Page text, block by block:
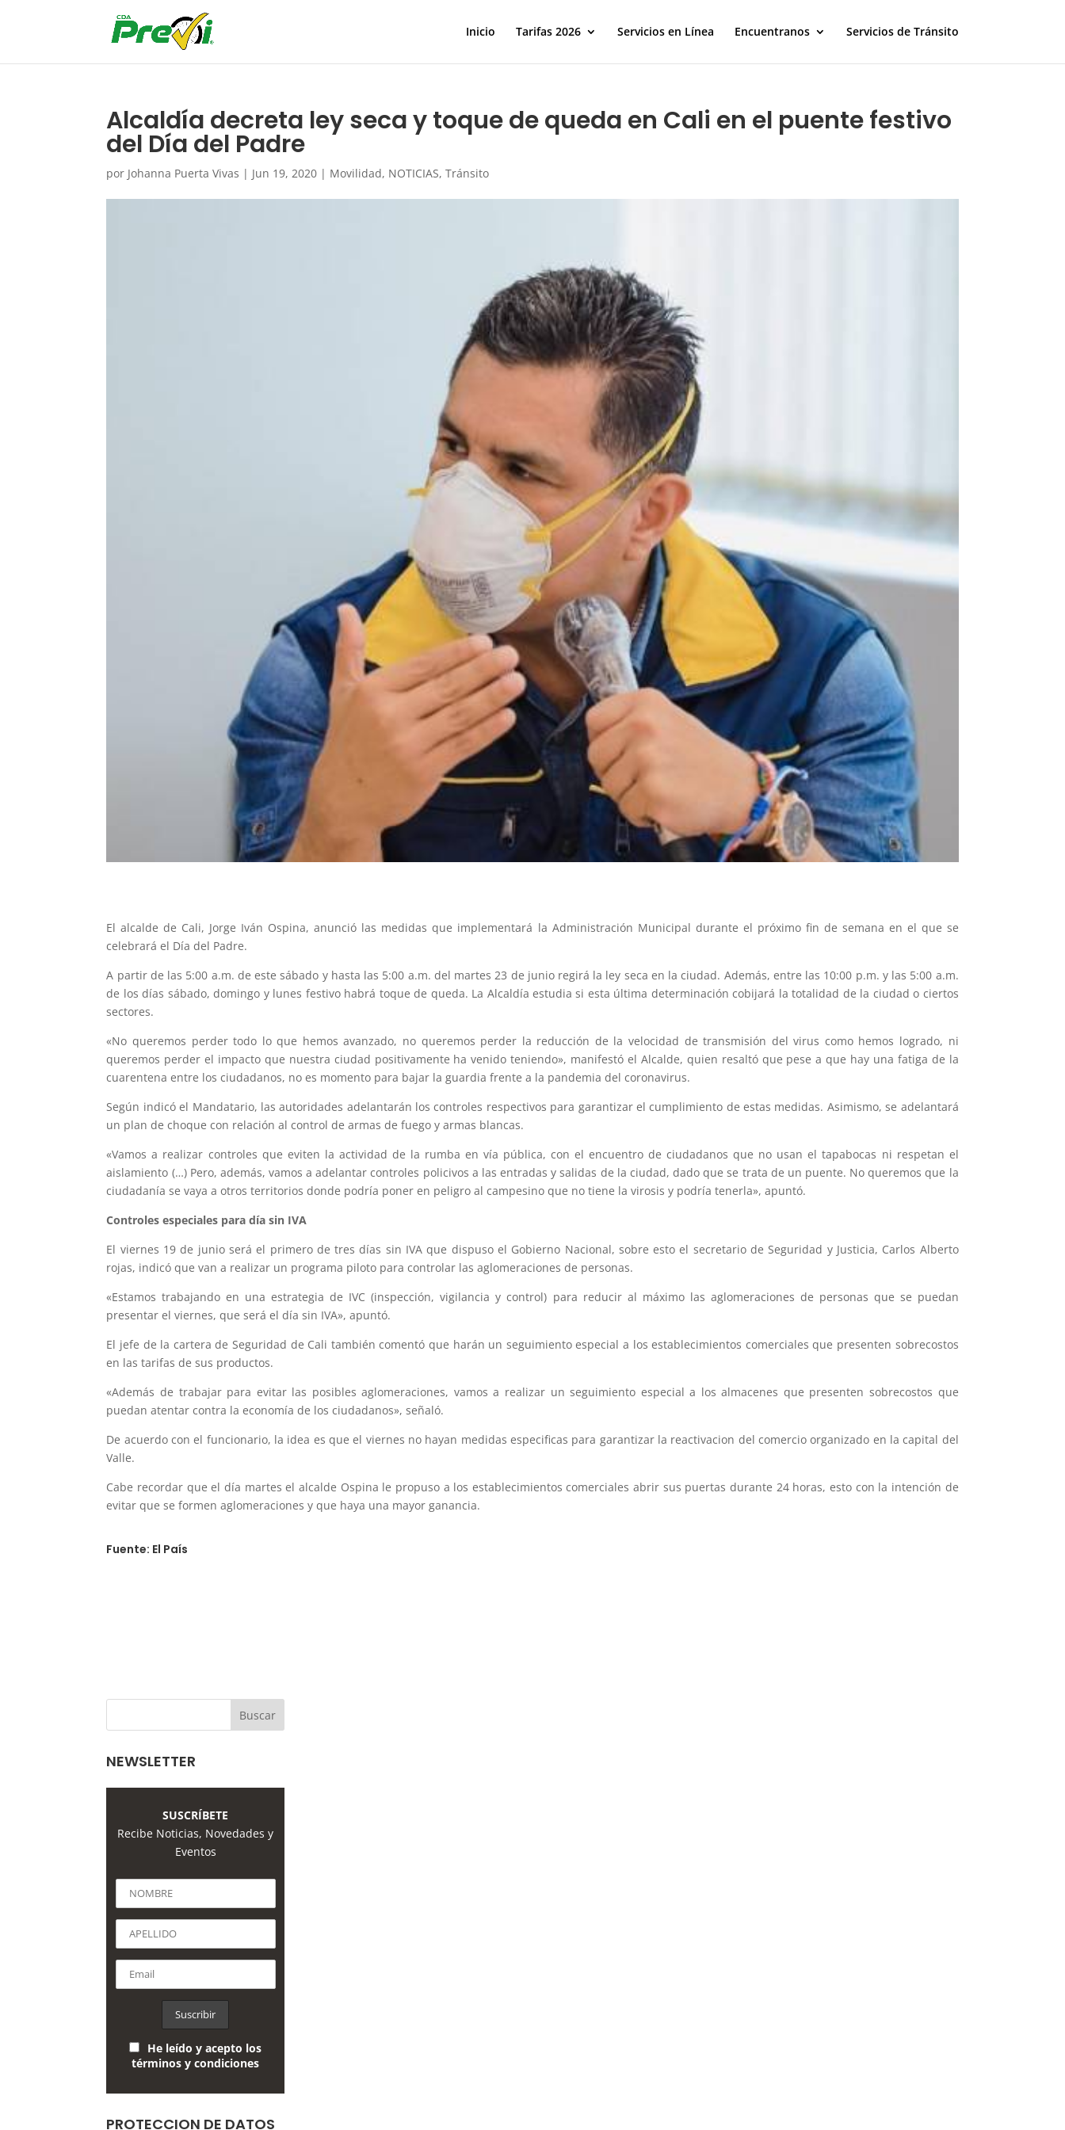
Inicio Tarifas 2026 Servicios en Línea Encuentranos Servicios de Tránsito
Alcaldía decreta ley seca y toque de queda en Cali en el puente festivo
del Día del Padre
por Johanna Puerta Vivas | Jun 19, 2020 | Movilidad, NOTICIAS,Tránsito
El alcalde de Cali, Jorge Iván Ospina, anunció las medidas que implementará la Administración Municipal durante el próximo fin de semana en el que se
celebrará el Día del Padre.
A partir de las 5:00 a.m. de este sábado y hasta las 5:00 a.m. del martes 23 de junio regirá la ley seca en la ciudad. Además, entre las 10:00 p.m. y las 5:00 a.m.
de los días sábado, domingo y lunes festivo habrá toque de queda. La Alcaldía estudia si esta última determinación cobijará la totalidad de la ciudad o ciertos
sectores.
«No queremos perder todo lo que hemos avanzado, no queremos perder la reducción de la velocidad de transmisión del virus como hemos logrado, ni
queremos perder el impacto que nuestra ciudad positivamente ha venido teniendo», manifestó el Alcalde, quien resaltó que pese a que hay una fatiga de la
cuarentena entre los ciudadanos, no es momento para bajar la guardia frente a la pandemia del coronavirus.
Según indicó el Mandatario, las autoridades adelantarán los controles respectivos para garantizar el cumplimiento de estas medidas. Asimismo, se adelantará
un plan de choque con relación al control de armas de fuego y armas blancas.
«Vamos a realizar controles que eviten la actividad de la rumba en vía pública, con el encuentro de ciudadanos que no usan el tapabocas ni respetan el
aislamiento (…) Pero, además, vamos a adelantar controles policivos a las entradas y salidas de la ciudad, dado que se trata de un puente. No queremos que la
ciudadanía se vaya a otros territorios donde podría poner en peligro al campesino que no tiene la virosis y podría tenerla», apuntó.
Controles especiales para día sin IVA
El viernes 19 de junio será el primero de tres días sin IVA que dispuso el Gobierno Nacional, sobre esto el secretario de Seguridad y Justicia, Carlos Alberto
rojas, indicó que van a realizar un programa piloto para controlar las aglomeraciones de personas.
«Estamos trabajando en una estrategia de IVC (inspección, vigilancia y control) para reducir al máximo las aglomeraciones de personas que se puedan
presentar el viernes, que será el día sin IVA», apuntó.
El jefe de la cartera de Seguridad de Cali también comentó que harán un seguimiento especial a los establecimientos comerciales que presenten sobrecostos
en las tarifas de sus productos.
«Además de trabajar para evitar las posibles aglomeraciones, vamos a realizar un seguimiento especial a los almacenes que presenten sobrecostos que
puedan atentar contra la economía de los ciudadanos», señaló.
De acuerdo con el funcionario, la idea es que el viernes no hayan medidas especificas para garantizar la reactivacion del comercio organizado en la capital del
Valle.
Cabe recordar que el día martes el alcalde Ospina le propuso a los establecimientos comerciales abrir sus puertas durante 24 horas, esto con la intención de
evitar que se formen aglomeraciones y que haya una mayor ganancia.
Fuente: El País
NEWSLETTER
SUSCRÍBETE
Recibe Noticias, Novedades y
Eventos
He leído y acepto los
términos y condiciones
PROTECCION DE DATOS